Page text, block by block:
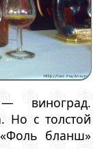
виноград.
Но с толстой
бланш»